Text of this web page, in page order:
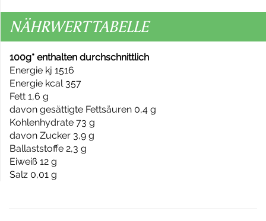
NÄHRWERTTABELLE
100g* enthalten durchschnittlich
Energie kj 1516
Energie kcal 357
Fett 1,6 g
davon gesättigte Fettsäuren 0,4 g
Kohlenhydrate 73 g
davon Zucker 3,9 g
Ballaststoffe 2,3 g
Eiweiß 12 g
Salz 0,01 g